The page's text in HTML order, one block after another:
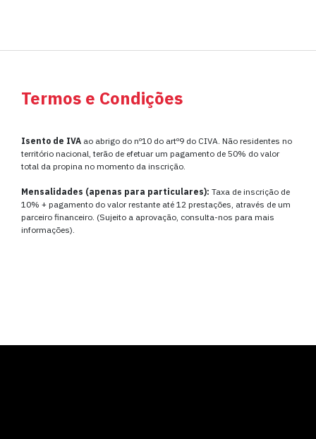
Termos e Condições
Isento de IVA ao abrigo do nº10 do artº9 do CIVA. Não residentes no
território nacional, terão de efetuar um pagamento de 50% do valor
total da propina no momento da inscrição.
Mensalidades (apenas para particulares): Taxa de inscrição de
10% + pagamento do valor restante até 12 prestações, através de um
parceiro financeiro. (Sujeito a aprovação, consulta-nos para mais
informações).